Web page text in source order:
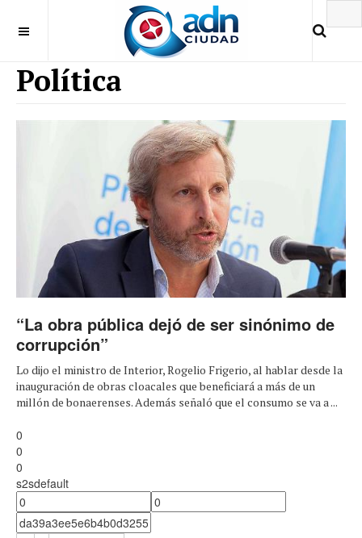
Política
“La obra pública dejó de ser sinónimo de
corrupción”
Lo dijo el ministro de Interior, Rogelio Frigerio, al hablar desde la
inauguración de obras cloacales que beneficiará a más de un
millón de bonaerenses. Además señaló que el consumo se va a ...
0
0
0
s2sdefault